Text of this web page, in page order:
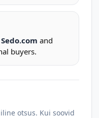
Sedo.com and
buyers.
otsus. Kui soovid